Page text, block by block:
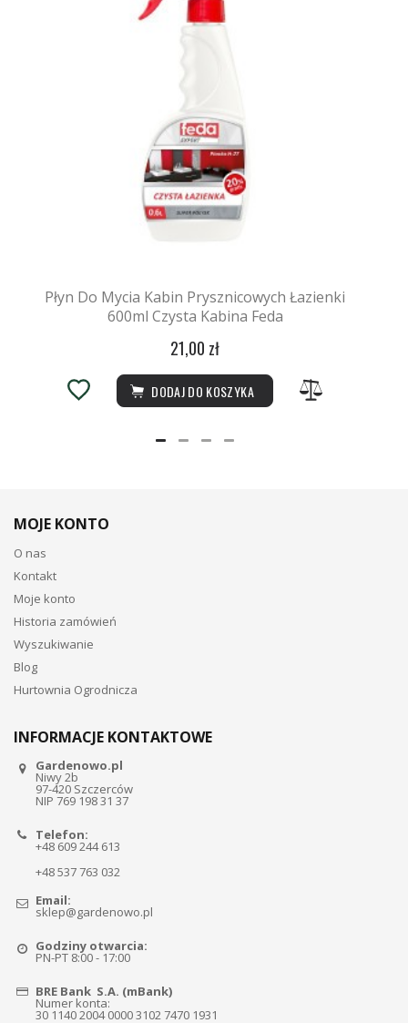
Płyn Do Mycia Kabin Prysznicowych Łazienki
600ml Czysta Kabina Feda
21,00 zł
DODAJ DO KOSZYKA
MOJE KONTO
O nas
Kontakt
Moje konto
Historia zamówień
Wyszukiwanie
Blog
Hurtownia Ogrodnicza
INFORMACJE KONTAKTOWE
Gardenowo.pl
Niwy 2b
97-420 Szczerców
NIP 769 198 31 37
Telefon:
+48 609 244 613
+48 537 763 032
Email:
sklep@gardenowo.pl
Godziny otwarcia:
PN-PT 8:00 - 17:00
BRE Bank S.A. (mBank)
Numer konta:
30 1140 2004 0000 3102 7470 1931